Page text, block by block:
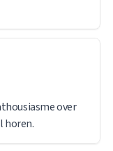
Een andere
het originele
URL-link in het
is om
dat nodig is.
gegevens
over
horen.